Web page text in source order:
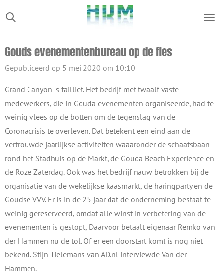
Ga
direct
de
hoofdinhoud
Gouds evenementenbureau op de fles
Gepubliceerd op 5 mei 2020 om 10:10
Grand Canyon is failliet. Het bedrijf met twaalf vaste
medewerkers, die in Gouda evenementen organiseerde, had te
weinig vlees op de botten om de tegenslag van de
Coronacrisis te overleven. Dat betekent een eind aan de
vertrouwde jaarlijkse activiteiten waaaronder de schaatsbaan
rond het Stadhuis op de Markt, de Gouda Beach Experience en
de Roze Zaterdag. Ook was het bedrijf nauw betrokken bij de
organisatie van de wekelijkse kaasmarkt, de haringparty en de
Goudse VVV. Er is in de 25 jaar dat de onderneming bestaat te
weinig gereserveerd, omdat alle winst in verbetering van de
evenementen is gestopt, Daarvoor betaalt eigenaar Remko van
der Hammen nu de tol. Of er een doorstart komt is nog niet
bekend. Stijn Tielemans van AD.nl interviewde Van der
Hammen.